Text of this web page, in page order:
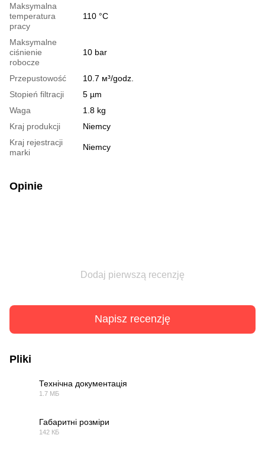
Maksymalna
temperatura
pracy
110 °C
Maksymalne
ciśnienie
robocze
10 bar
Przepustowość
10.7 м³/godz.
Stopień filtracji
5 µm
Waga
1.8 kg
Kraj produkcji
Niemcy
Kraj rejestracji
marki
Niemcy
Opinie
Dodaj pierwszą recenzję
Napisz recenzję
Pliki
Технічна документація
1.7 МБ
Габаритні розміри
142 КБ